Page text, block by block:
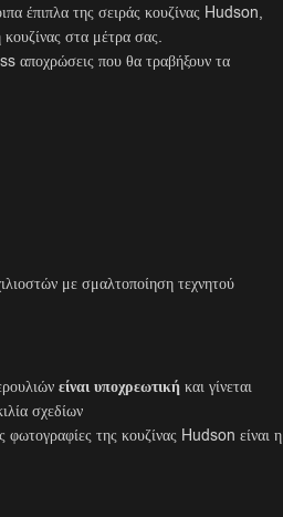
έπιπλα της σειράς κουζίνας Hudson,
κουζίνας στα μέτρα σας.
που θα τραβήξουν τα
με σμαλτοποίηση τεχνητού
είναι υποχρεωτική και γίνεται
σχεδίων
φωτογραφίες της κουζίνας Hudson είναι η